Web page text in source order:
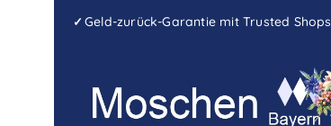
Zum Hauptinhalt springen
Zur Hauptnavigation springen
✓ Geld-zurück-Garantie mit Trusted Shops